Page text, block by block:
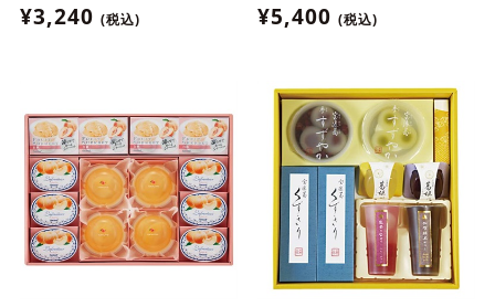
¥3,240 (税込)
¥5,400 (税込)